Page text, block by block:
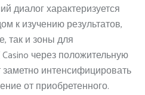
диалог характеризуется
к изучению результатов,
так и зоны для
через положительную
интенсифицировать
от приобретенного.